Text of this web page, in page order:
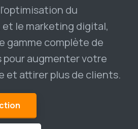
du
le marketing digital,
gamme complète de
pour augmenter votre
et attirer plus de clients.